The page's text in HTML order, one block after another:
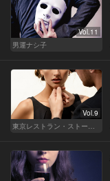
Vol.11
男運ナシ子
Vol.9
東京レストラン・ストーリー